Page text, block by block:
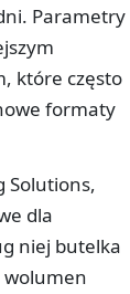
Parametry
które często
formaty
Solutions,
dla
niej butelka
wolumen